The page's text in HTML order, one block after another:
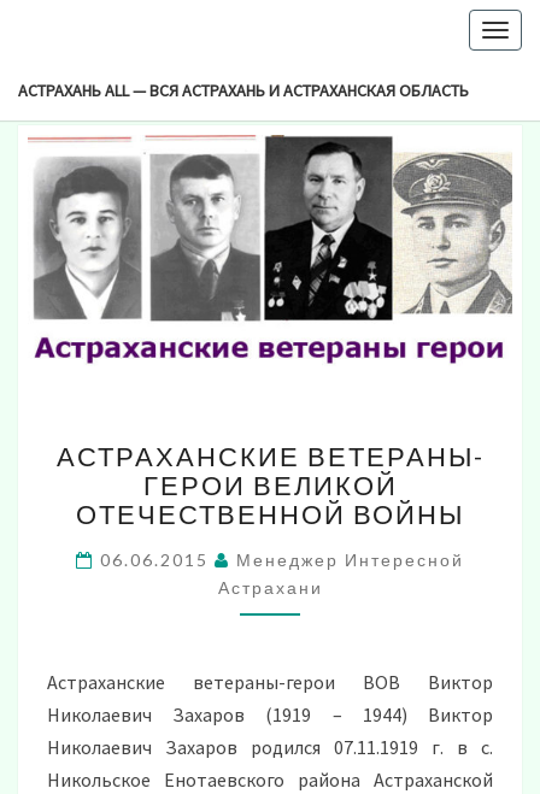
АСТРАХАНЬ ALL — ВСЯ АСТРАХАНЬ И АСТРАХАНСКАЯ ОБЛАСТЬ
Метка:Герои ВОВ
ВЕТЕРАНЫ-
ГЕРОИ
ВЕЛИКОЙ
ВОЙНЫ
АСТРАХАНСКИЕ ВЕТЕРАНЫ-
ГЕРОИ ВЕЛИКОЙ
ОТЕЧЕСТВЕННОЙ ВОЙНЫ
06.06.2015
Менеджер Интересной
Астрахани
Астраханские ветераны-герои ВОВ Виктор
Николаевич Захаров (1919 – 1944) Виктор
Николаевич Захаров родился 07.11.1919 г. в с.
Никольское Енотаевского района Астраханской